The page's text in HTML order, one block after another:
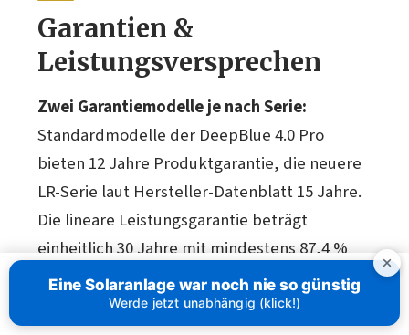
Garantien &
Leistungsversprechen
Zwei Garantiemodelle je nach Serie:
Standardmodelle der DeepBlue 4.0 Pro
bieten 12 Jahre Produktgarantie, die neuere
LR-Serie laut Hersteller-Datenblatt 15 Jahre.
Die lineare Leistungsgarantie beträgt
einheitlich 30 Jahre mit mindestens 87,4 %
Restleistung. Einzelne Händler bewerben
teils abweichende Garantielaufzeiten (z. B. 25
Eine Solaranlage war noch nie so günstig
Werde jetzt unabhängig (klick!)